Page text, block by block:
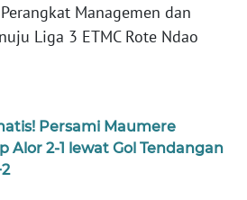
Managemen dan
Liga 3 ETMC Rote Ndao
Persami Maumere
Alor 2-1 lewat Gol Tendangan